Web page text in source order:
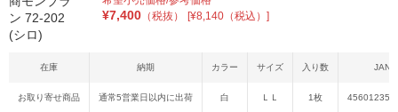
¥7,400 （税抜） [¥8,140（税込）]
在庫 納期 カラー サイズ 入り数 JAN
お取り寄せ商品 通常5営業日以内に出荷 白 ＬＬ 1枚